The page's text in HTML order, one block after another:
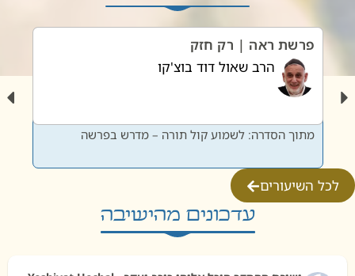
פרשת ראה | רק חזק
הרב שאול דוד בוצ'קו
מתוך הסדרה: לשמוע קול תורה – מדרש בפרשה
לכל השיעורים
עדכונים מהישיבה